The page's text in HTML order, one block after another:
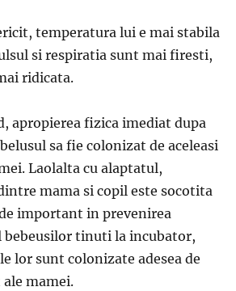
temperatura lui e mai stabila
si respiratia sunt mai firesti,
ridicata.
apropierea fizica imediat dupa
sa fie colonizat de aceleasi
Laolalta cu alaptatul,
mama si copil este socotita
important in prevenirea
bebeusilor tinuti la incubator,
lor sunt colonizate adesea de
mamei.